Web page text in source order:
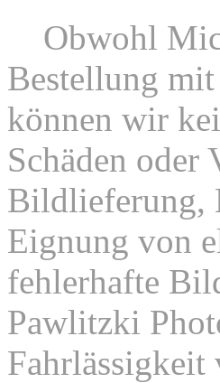
Obwohl
Bestellung
können wir
Schäden oder
Bildlieferung,
Eignung von
fehlerhafte
Pawlitzki
Fahrlässigkeit